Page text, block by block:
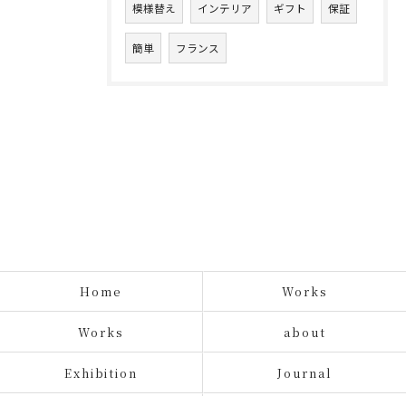
模様替え インテリア ギフト 保証
簡単 フランス
Home Works
Works about
Exhibition Journal